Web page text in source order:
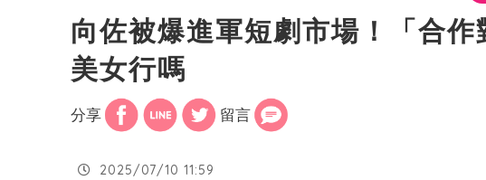
向佐被爆進軍短劇市場！「合
美女行嗎
分享 留言
2025/07/10 11:59